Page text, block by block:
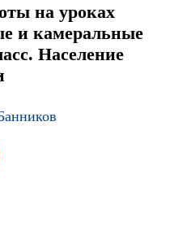
на уроках
и камеральные
Население